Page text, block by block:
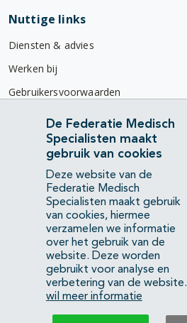
Nuttige links
Diensten & advies
Werken bij
Gebruikersvoorwaarden
Privacyverklaring
Contact
Mercatorlaan 1200
3528 BL Utrecht
(088) 505 34 34
info@richtlijnendatabase.nl
YouTubeLinkedIn
De Federatie Medisch
Specialisten maakt
gebruik van cookies
Deze website van de
Federatie Medisch
Specialisten maakt gebruik
van cookies, hiermee
verzamelen we informatie
over het gebruik van de
website. Deze worden
gebruikt voor analyse en
verbetering van de website.
wil meer informatie